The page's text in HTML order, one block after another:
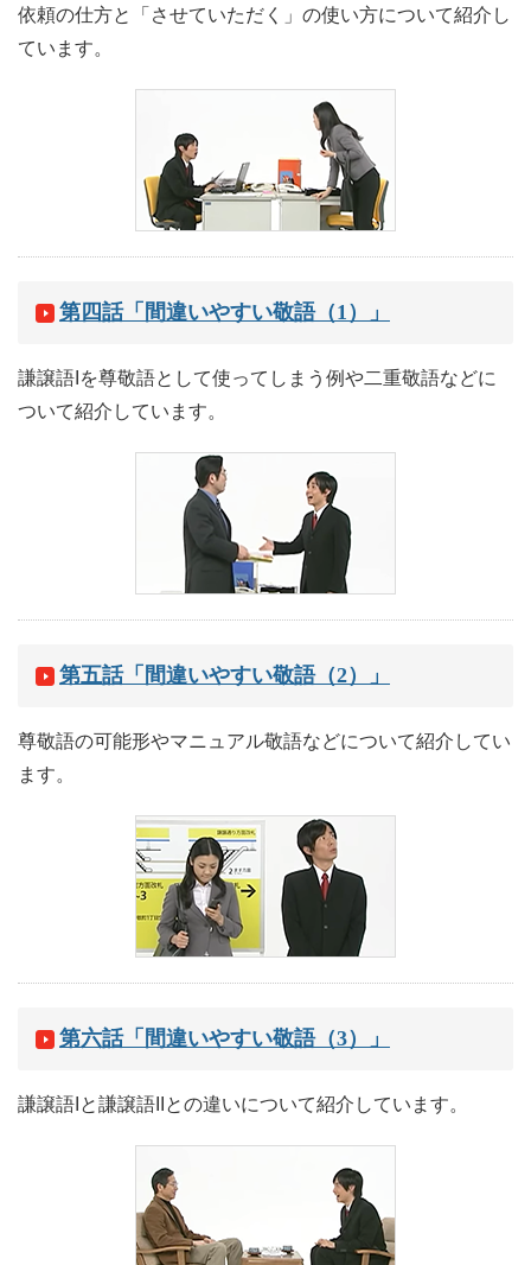
依頼の仕方と「させていただく」の使い方について紹介し
ています。
第四話「間違いやすい敬語（1）」
謙譲語Iを尊敬語として使ってしまう例や二重敬語などに
ついて紹介しています。
第五話「間違いやすい敬語（2）」
尊敬語の可能形やマニュアル敬語などについて紹介してい
ます。
第六話「間違いやすい敬語（3）」
謙譲語Iと謙譲語IIとの違いについて紹介しています。